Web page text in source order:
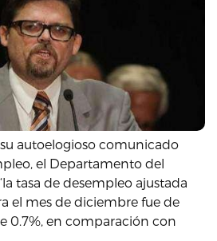
autoelogioso comunicado
el Departamento del
tasa de desempleo ajustada
el mes de diciembre fue de
0.7%, en comparación con